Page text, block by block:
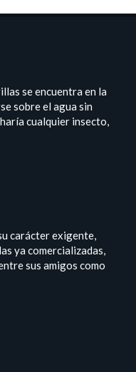
se encuentra en la
sobre el agua sin
cualquier insecto,
carácter exigente,
ya comercializadas,
sus amigos como